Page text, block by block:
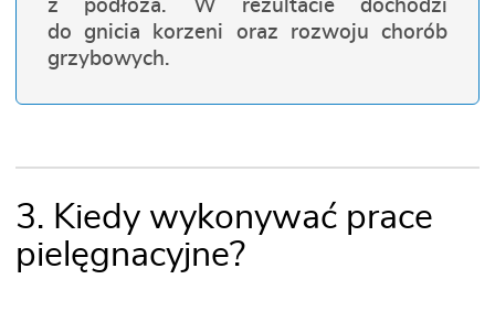
z podłoża. W rezultacie dochodzi
do gnicia korzeni oraz rozwoju chorób
grzybowych.
3. Kiedy wykonywać prace
pielęgnacyjne?